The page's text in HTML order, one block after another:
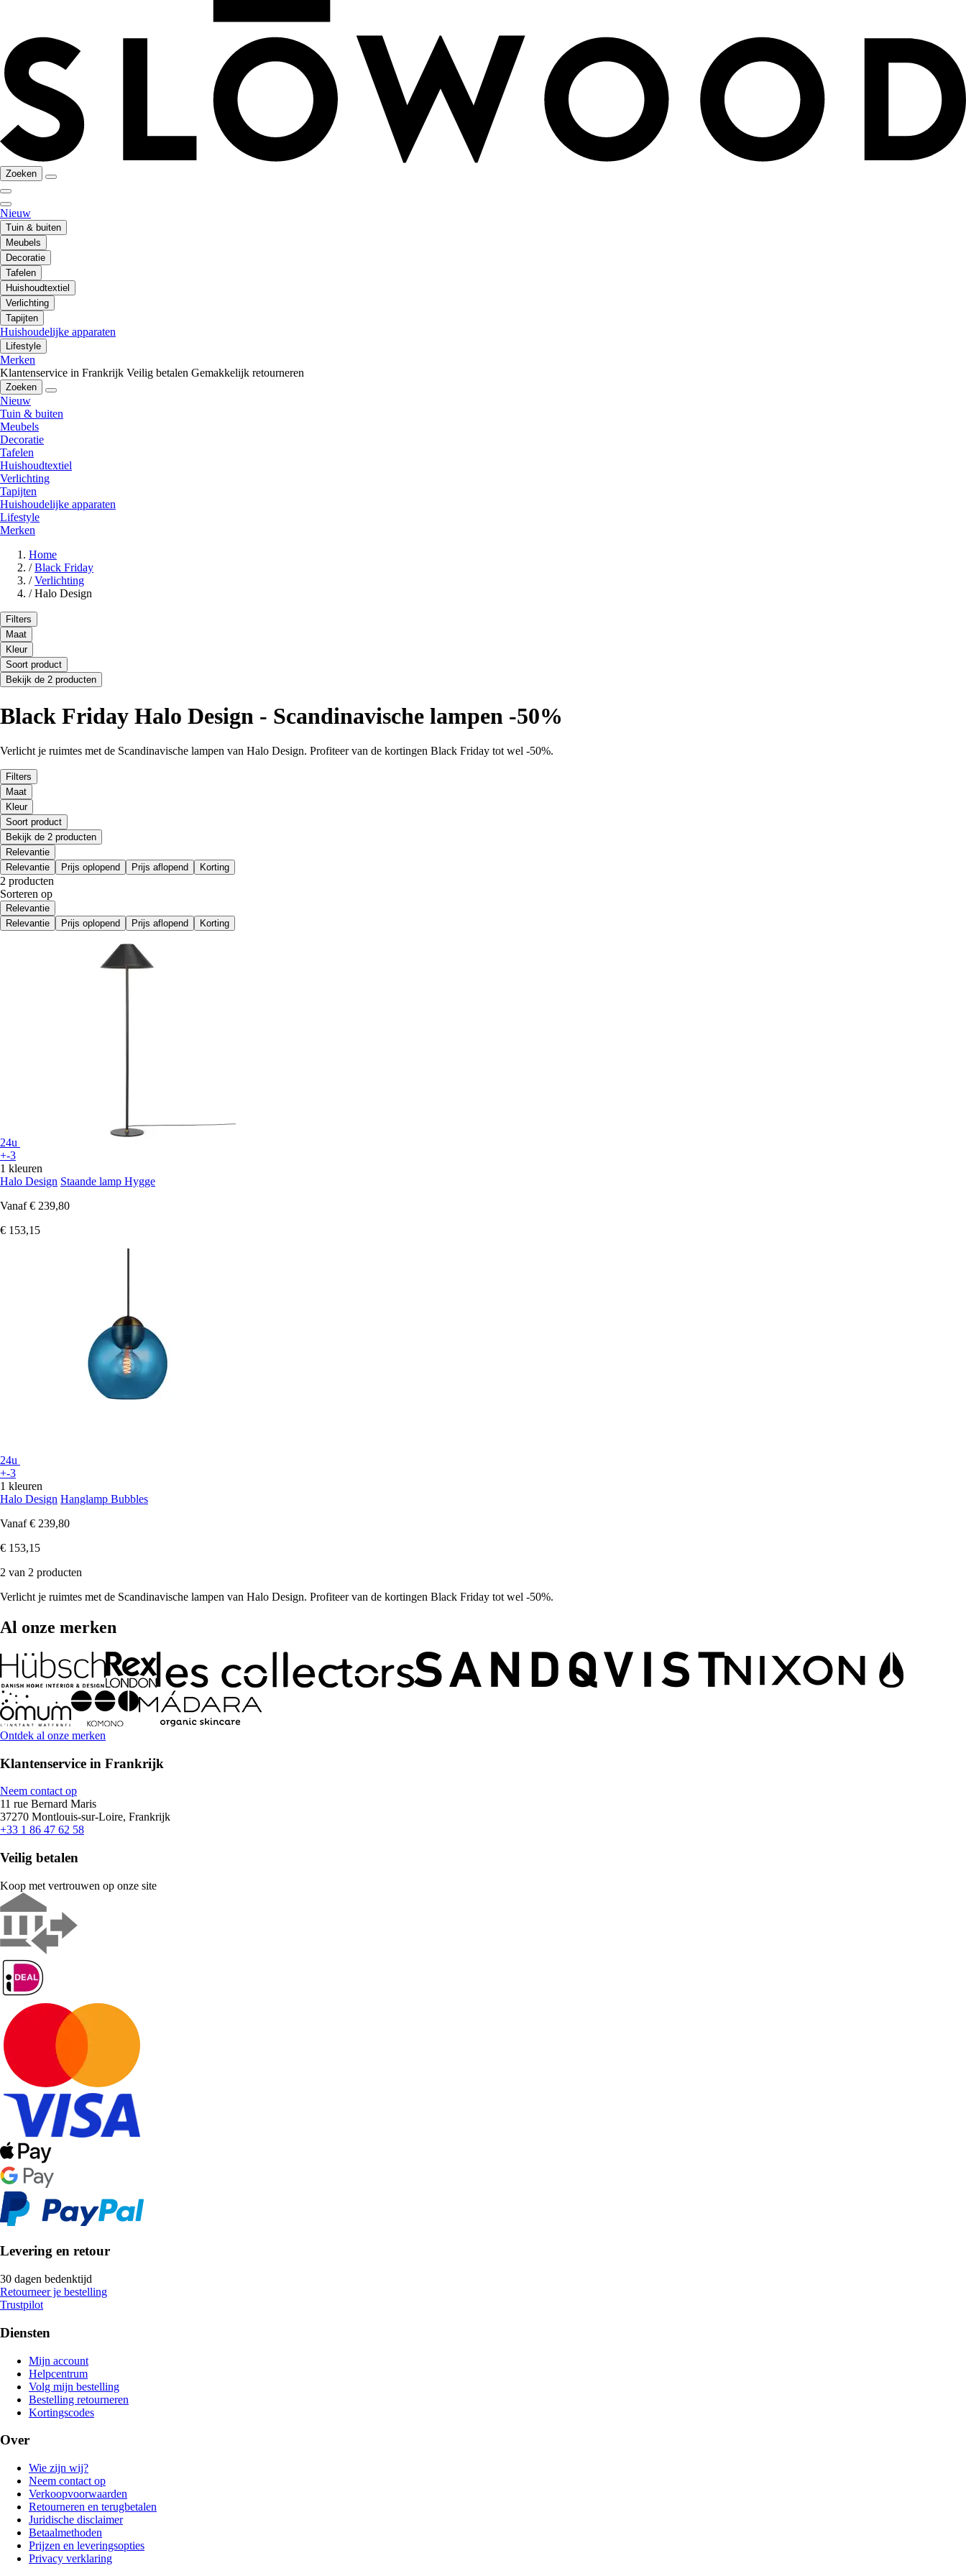
Zoeken
Nieuw
Tuin & buiten
Meubels
Decoratie
Tafelen
Huishoudtextiel
Verlichting
Tapijten
Huishoudelijke apparaten
Lifestyle
Merken
Klantenservice in Frankrijk Veilig betalen Gemakkelijk retourneren
Zoeken
Nieuw
Tuin & buiten
Meubels
Decoratie
Tafelen
Huishoudtextiel
Verlichting
Tapijten
Huishoudelijke apparaten
Lifestyle
Merken
Home
/ Black Friday
/ Verlichting
/ Halo Design
Filters
Maat
Kleur
Soort product
Bekijk de 2 producten
Black Friday Halo Design - Scandinavische lampen -50%
Verlicht je ruimtes met de Scandinavische lampen van Halo Design. Profiteer van de kortingen Black Friday tot wel -50%.
Filters
Maat
Kleur
Soort product
Bekijk de 2 producten
Relevantie
Relevantie
Prijs oplopend Prijs aflopend Korting
2 producten
Sorteren op
Relevantie
Relevantie
Prijs oplopend Prijs aflopend Korting
24u
+-3
1 kleuren
Halo Design Staande lamp Hygge
Vanaf € 239,80
€ 153,15
24u
+-3
1 kleuren
Halo Design Hanglamp Bubbles
Vanaf € 239,80
€ 153,15
2 van 2 producten
Verlicht je ruimtes met de Scandinavische lampen van Halo Design. Profiteer van de kortingen Black Friday tot wel -50%.
Al onze merken
Ontdek al onze merken
Klantenservice in Frankrijk
Neem contact op
11 rue Bernard Maris
37270 Montlouis-sur-Loire, Frankrijk
+33 1 86 47 62 58
Veilig betalen
Koop met vertrouwen op onze site
Levering en retour
30 dagen bedenktijd
Retourneer je bestelling
Trustpilot
Diensten
Mijn account
Helpcentrum
Volg mijn bestelling
Bestelling retourneren
Kortingscodes
Over
Wie zijn wij?
Neem contact op
Verkoopvoorwaarden
Retourneren en terugbetalen
Juridische disclaimer
Betaalmethoden
Prijzen en leveringsopties
Privacy verklaring